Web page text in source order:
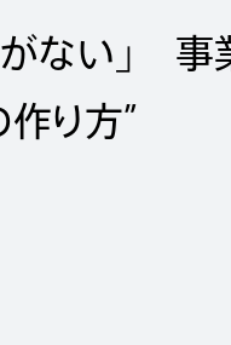
がない」
作り方”